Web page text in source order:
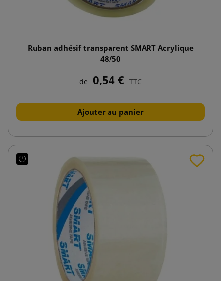
Ruban adhésif transparent SMART Acrylique
48/50
de 0,54 € TTC
Ajouter au panier